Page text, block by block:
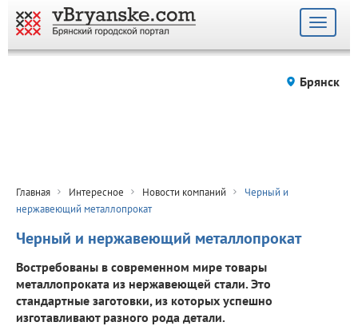
Toggle
Брянск
Главная Интересное Новости компаний
Черный и
нержавеющий металлопрокат
Черный и нержавеющий металлопрокат
Востребованы в современном мире товары
металлопроката из нержавеющей стали. Это
стандартные заготовки, из которых успешно
изготавливают разного рода детали.